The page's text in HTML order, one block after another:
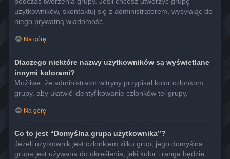
użytkowników, skontaktuj się z administratorem, wysyłając do
niego prywatną wiadomość.
Na górę
Dlaczego niektóre nazwy użytkowników są wyświetlane
innymi kolorami?
Możliwe, że administrator witryny przypisał kolor członkom
grupy, aby ułatwić identyfikowanie członków tej grupy.
Na górę
Co to jest “Domyślna grupa użytkownika”?
Jeżeli użytkownik jest członkiem kilku grup, jego domyślna
grupa jest używana do określenia, jaki kolor i ranga będzie